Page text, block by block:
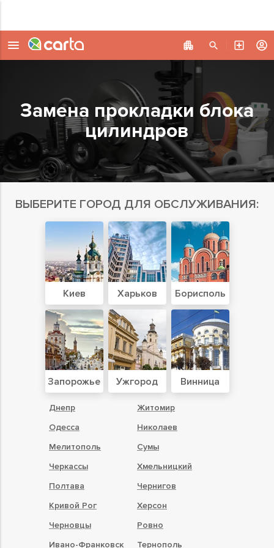
Замена прокладки блока
цилиндров
ВЫБЕРИТЕ ГОРОД ДЛЯ ОБСЛУЖИВАНИЯ:
Киев Харьков Борисполь
Запорожье Ужгород Винница
Днепр
Житомир
Одесса
Николаев
Мелитополь
Сумы
Черкассы
Хмельницкий
Полтава
Чернигов
Кривой Рог
Херсон
Черновцы
Ровно
Ивано-Франковск
Тернополь